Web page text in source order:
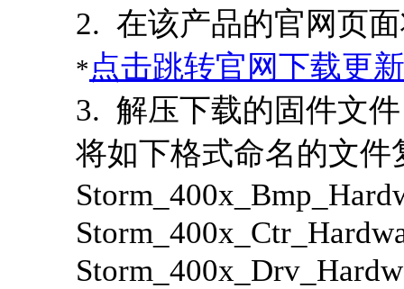
2. 在该产品的官网页
*点击跳转官网下载更
3. 解压下载的固件文
将如下格式命名的文